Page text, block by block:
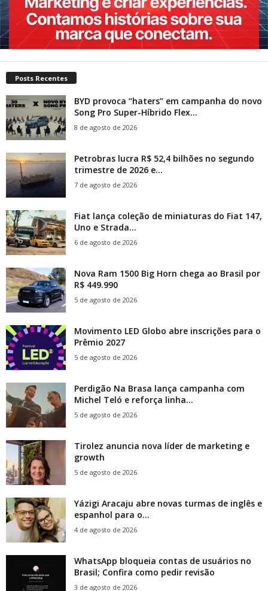
Posts Recentes
BYD provoca “haters” em campanha do novo
Song Pro Super-Híbrido Flex...
8 de agosto de 2026
Petrobras lucra R$ 52,4 bilhões no segundo
trimestre de 2026 e...
7 de agosto de 2026
Fiat lança coleção de miniaturas do Fiat 147,
Uno e Strada...
6 de agosto de 2026
Nova Ram 1500 Big Horn chega ao Brasil por
R$ 449.990
5 de agosto de 2026
Movimento LED Globo abre inscrições para o
Prêmio 2027
5 de agosto de 2026
Perdigão Na Brasa lança campanha com
Michel Teló e reforça linha...
5 de agosto de 2026
Tirolez anuncia nova líder de marketing e
growth
5 de agosto de 2026
Yázigi Aracaju abre novas turmas de inglês e
espanhol para o...
4 de agosto de 2026
WhatsApp bloqueia contas de usuários no
Brasil; Confira como pedir revisão
3 de agosto de 2026